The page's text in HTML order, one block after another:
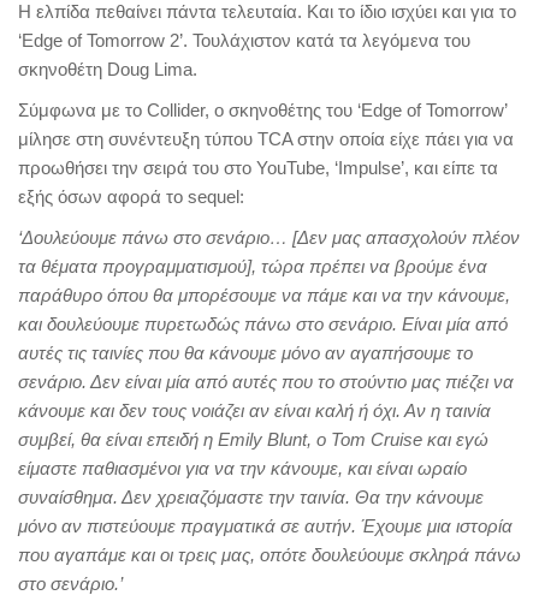
Η ελπίδα πεθαίνει πάντα τελευταία. Και το ίδιο ισχύει και για το
‘Edge of Tomorrow 2’. Τουλάχιστον κατά τα λεγόμενα του
σκηνοθέτη Doug Lima.
Σύμφωνα με το Collider, ο σκηνοθέτης του ‘Edge of Tomorrow’
μίλησε στη συνέντευξη τύπου TCA στην οποία είχε πάει για να
προωθήσει την σειρά του στο YouTube, ‘Impulse’, και είπε τα
εξής όσων αφορά το sequel:
‘Δουλεύουμε πάνω στο σενάριο… [Δεν μας απασχολούν πλέον
τα θέματα προγραμματισμού], τώρα πρέπει να βρούμε ένα
παράθυρο όπου θα μπορέσουμε να πάμε και να την κάνουμε,
και δουλεύουμε πυρετωδώς πάνω στο σενάριο. Είναι μία από
αυτές τις ταινίες που θα κάνουμε μόνο αν αγαπήσουμε το
σενάριο. Δεν είναι μία από αυτές που το στούντιο μας πιέζει να
κάνουμε και δεν τους νοιάζει αν είναι καλή ή όχι. Αν η ταινία
συμβεί, θα είναι επειδή η Emily Blunt, ο Tom Cruise και εγώ
είμαστε παθιασμένοι για να την κάνουμε, και είναι ωραίο
συναίσθημα. Δεν χρειαζόμαστε την ταινία. Θα την κάνουμε
μόνο αν πιστεύουμε πραγματικά σε αυτήν. Έχουμε μια ιστορία
που αγαπάμε και οι τρεις μας, οπότε δουλεύουμε σκληρά πάνω
στο σενάριο.’